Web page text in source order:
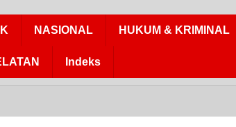
NASIONAL HUKUM & KRIMINAL
Indeks